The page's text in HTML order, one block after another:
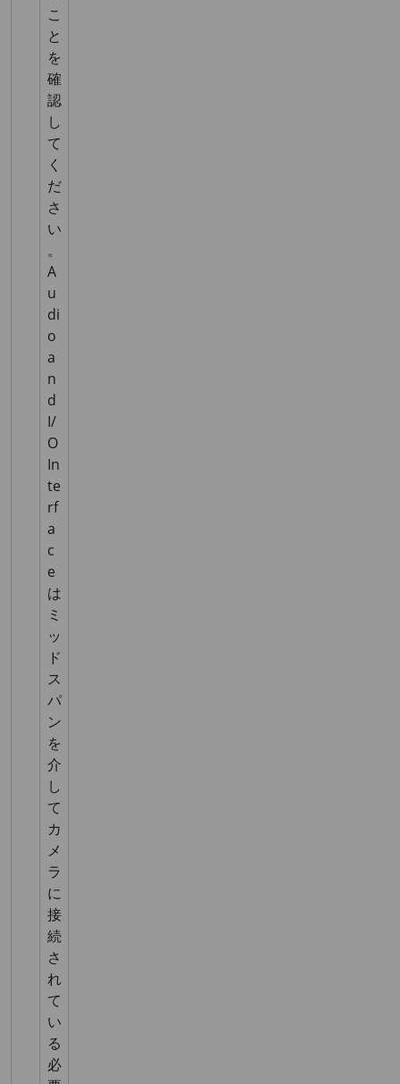
こ
と
を
確
認
し
て
く
だ
さ
い
。
A
u
di
o
a
n
d
I/
O
In
te
rf
a
c
e
は
ミ
ッ
ド
ス
パ
ン
を
介
し
て
カ
メ
ラ
に
接
続
さ
れ
て
い
る
必